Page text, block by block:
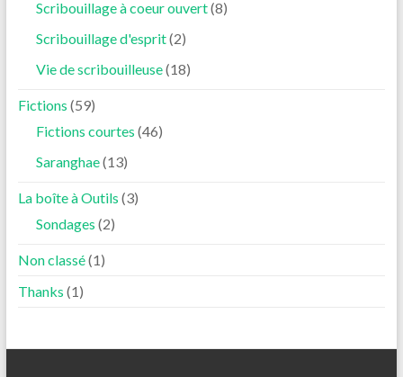
Scribouillage à coeur ouvert(8)
Scribouillage d'esprit(2)
Vie de scribouilleuse(18)
Fictions (59)
Fictions courtes (46)
Saranghae(13)
La boîte à Outils (3)
Sondages (2)
Non classé(1)
Thanks (1)